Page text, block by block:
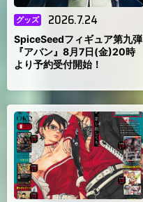
グッズ 2026.7.24
SpiceSeedフィギュア第九弾
『アバン』8月7日(金)20時
より予約受付開始！